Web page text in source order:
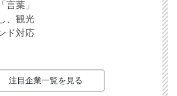
言葉」
、観光
ド対応
注目企業一覧を見る